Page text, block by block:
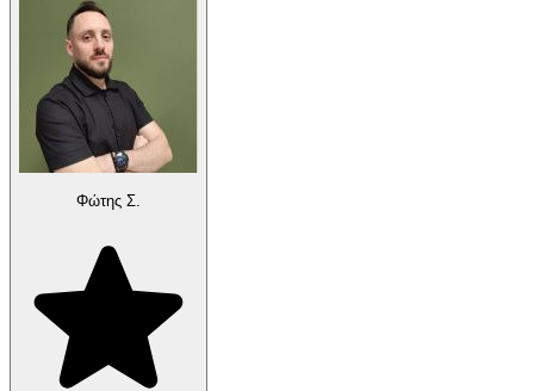
Φώτης Σ.